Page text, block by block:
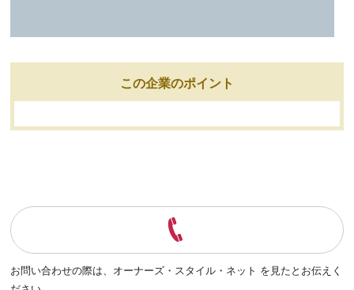
この企業のポイント
お問い合わせの際は、 オーナーズ・スタイル・ネット を見たとお伝えく